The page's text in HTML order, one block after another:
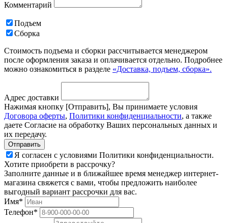
Комментарий
Подъем
Сборка
Стоимость подъема и сборки рассчитывается менеджером
после оформления заказа и оплачивается отдельно. Подробнее
можно ознакомиться в разделе «Доставка, подъем, сборка».
Адрес доставки
Нажимая кнопку [Отправить], Вы принимаете условия
Договора оферты, Политики конфиденциальности, а также
даете Согласие на обработку Ваших персональных данных и
их передачу.
Я согласен с условиями Политики конфиденциальности.
Хотите приобрети в рассрочку?
Заполните данные и в ближайшее время менеджер интернет-
магазина свяжется с вами, чтобы предложить наиболее
выгодный вариант рассрочки для вас.
Имя*
Телефон*